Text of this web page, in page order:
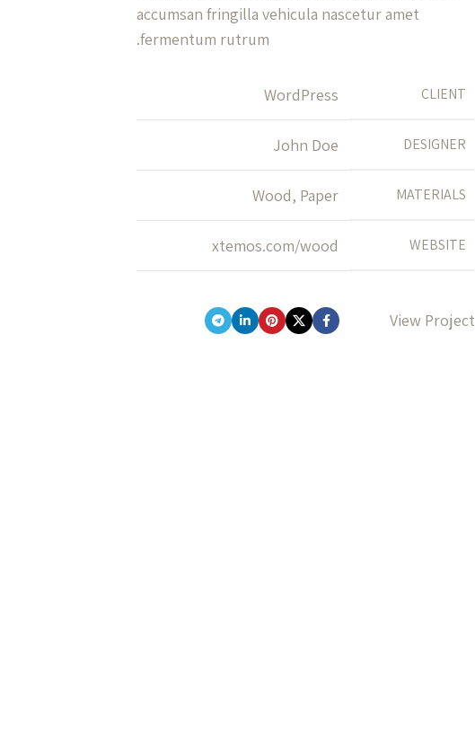
accumsan fringilla vehicula nascetur amet
fermentum rutrum.
CLIENT
WordPress
DESIGNER
John Doe
MATERIALS
Wood, Paper
WEBSITE
xtemos.com/wood
View Project